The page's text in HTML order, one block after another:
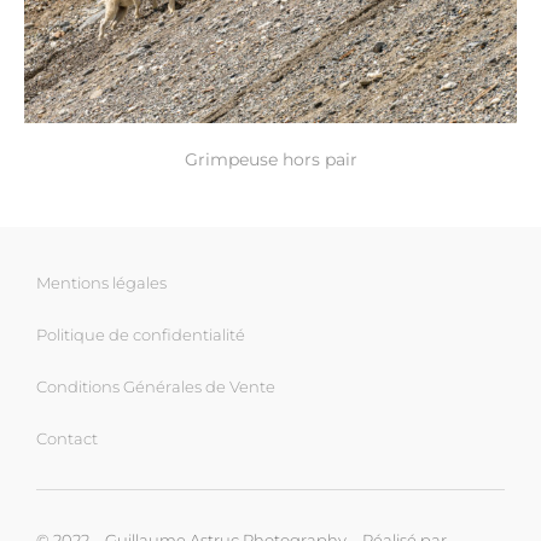
Grimpeuse hors pair
Mentions légales
Politique de confidentialité
Conditions Générales de Vente
Contact